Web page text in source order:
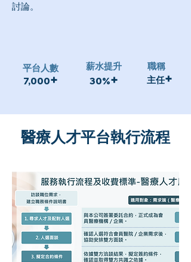
討論。
平台人數
7,000+
​薪水提升
​職稱
30%+ 主任+
醫療人才平台執行流程